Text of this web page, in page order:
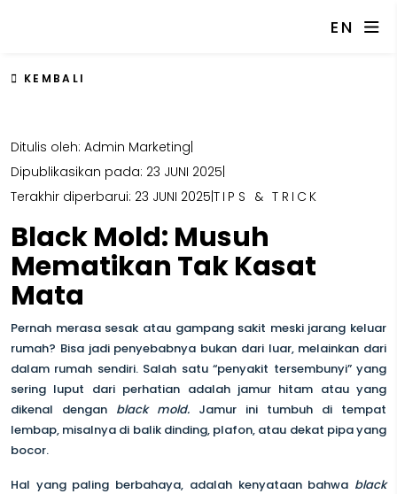
EN
KEMBALI
Ditulis oleh: Admin Marketing
Dipublikasikan pada: 23 JUNI 2025
Terakhir diperbarui: 23 JUNI 2025 TIPS & TRICK
Black Mold: Musuh
Mematikan Tak Kasat
Mata
Pernah merasa sesak atau gampang sakit meski jarang keluar
rumah? Bisa jadi penyebabnya bukan dari luar, melainkan dari
dalam rumah sendiri. Salah satu “penyakit tersembunyi” yang
sering luput dari perhatian adalah jamur hitam atau yang
dikenal dengan black mold. Jamur ini tumbuh di tempat
lembap, misalnya di balik dinding, plafon, atau dekat pipa yang
bocor.
Hal yang paling berbahaya, adalah kenyataan bahwa black